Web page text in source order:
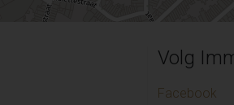
Volg
Facebook